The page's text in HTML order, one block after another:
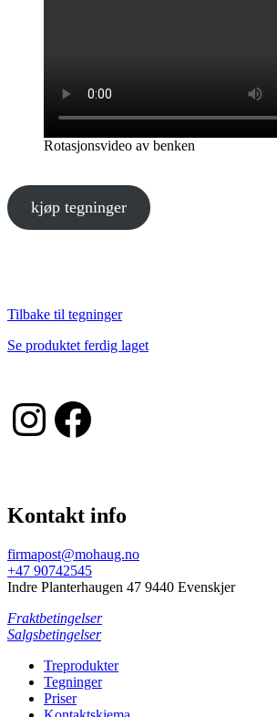
Rotasjonsvideo av benken
kjøp tegninger
Tilbake til tegninger
Se produktet ferdig laget
Instagram
Facebook
Kontakt info
firmapost@mohaug.no
+47 90742545
Indre Planterhaugen 47 9440 Evenskjer
Fraktbetingelser
Salgsbetingelser
Treprodukter
Tegninger
Priser